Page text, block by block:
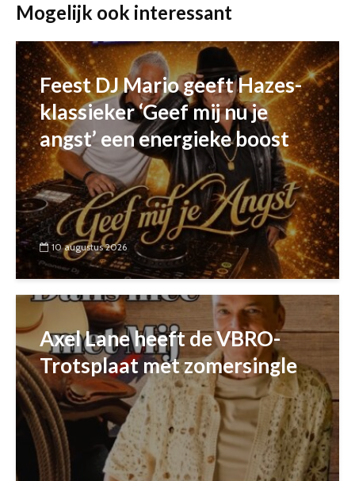
Mogelijk ook interessant
Feest DJ Mario geeft Hazes-
klassieker ‘Geef mij nu je
angst’ een energieke boost
10 augustus 2026
Axel Lane heeft de VBRO-
Trotsplaat met zomersingle